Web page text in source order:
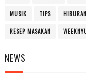
MUSIK TIPS HIBURAN
RESEP MASAKAN
NEWS